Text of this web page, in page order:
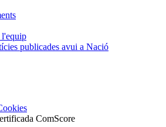
l'equip
publicades avui a Nació
ComScore